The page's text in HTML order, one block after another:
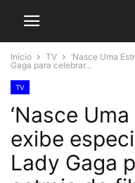
Início TV
‘Nasce Uma
Gaga para celebrar...
TV
‘Nasce
exibe
Lady Gaga